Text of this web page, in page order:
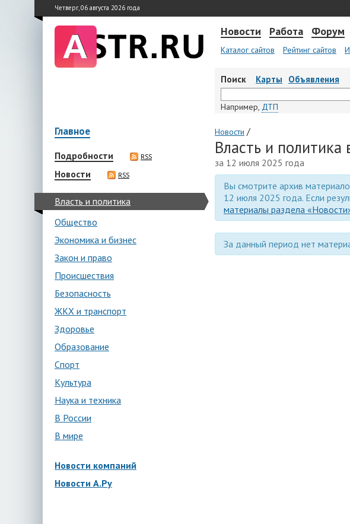
Четверг, 06 августа 2026 года
Новости Работа Форум
Каталог сайтов Рейтинг сайтов
Поиск Карты Объявления
Например, ДТП
Главное
Подробности RSS
Новости RSS
Власть и политика
Общество
Экономика и бизнес
Закон и право
Происшествия
Безопасность
ЖКХ и транспорт
Здоровье
Образование
Спорт
Культура
Наука и техника
В России
В мире
Новости компаний
Новости А.Ру
Новости /
Власть и политика
за 12 июля 2025 года
Вы смотрите архив
12 июля 2025 года. Если
материалы раздела
За данный период нет